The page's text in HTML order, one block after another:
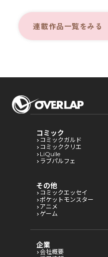
連載作品一覧をみる
コミック
コミックガルド
コミッククリエ
LiQulle
ラブパルフェ
その他
コミックエッセイ
ポケットモンスター
アニメ
ゲーム
企業
会社概要